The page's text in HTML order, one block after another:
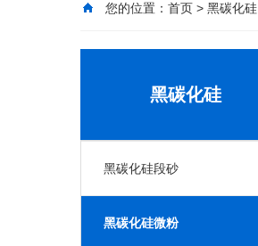
您的位置： 首页 > 黑碳化硅
黑碳化硅
黑碳化硅段砂
黑碳化硅微粉